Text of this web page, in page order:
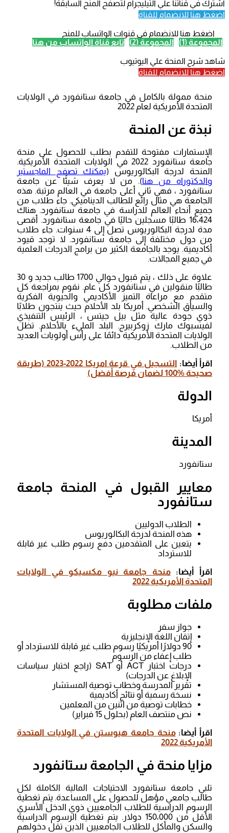
اشترك في قناتنا علي التيليجرام لتصفح المنح السابقة!
اضغط هنا للانضمام للقناة
اضغط هنا للانضمام في قنوات الواتساب للمنح
المجموعة (1)
المجموعة (2) تابع قناة الواتساب من هنا
شاهد شرح المنحة علي اليوتيوب
اضغط هنا للانضمام للقناة
منحة ممولة بالكامل في جامعة ستانفورد في الولايات
المتحدة الأمريكية لعام 2022
نبذة عن المنحة
الإستمارات مفتوحة للتقدم بطلب للحصول على منحة
جامعة ستانفورد 2022 في الولايات المتحدة الأمريكية.
المنحة لدرجة البكالوريوس (يمكنك تصفح الماجستير
والدكتوراه من هنا). من لا يعرف شيئًا عن جامعة
ستانفورد ، فهي ثاني أعلى جامعة في العالم مرتبة. هذه
الجامعة هي مثال رائع للطالب الديناميكي. جاء طلاب من
جميع أنحاء العالم للدراسة في جامعة ستانفورد. هناك
16،424 طالبًا مسجلين حاليًا في جامعة ستانفورد. أقصى
مدة لدرجة البكالوريوس تصل إلى 4 سنوات. جاء طلاب
من دول مختلفة إلى جامعة ستانفورد. لا توجد قيود
أكاديمية. يوجد بالجامعة الكثير من برامج الدرجات العلمية
في جميع المجالات.
علاوة على ذلك ، يتم قبول حوالي 1700 طالب جديد و 30
طالبًا منقولين في ستانفورد كل عام. نقوم بمراجعة كل
متقدم مع مراعاة التميز الأكاديمي والحيوية الفكرية
والسياق الشخصي. أمريكا بلد الأحلام حيث ينتجون طلابًا
ذوي جودة عالية مثل بيل جيتس ، الرئيس التنفيذي
لفيسبوك مارك زوكربيرج. البلد المليء بالأحلام. تظل
الولايات المتحدة الأمريكية دائمًا على رأس أولويات العديد
من الطلاب.
اقرأ أيضا:
التسجيل في قرعة امريكا 2022-2023 (طريقة
صحيحة %100 لضمان فرصة أفضل)
الدولة
أمريكا
المدينة
ستانفورد
معايير القبول في المنحة جامعة
ستانفورد
الطلاب الدوليين
هذه المنحة لدرجة البكالوريوس
يتعين على المتقدمين دفع رسوم طلب غير قابلة
للاسترداد
اقرأ أيضا: منحة جامعة نيو مكسيكو في الولايات
المتحدة الأمريكية 2022
ملفات مطلوبة
جواز سفر
إتقان اللغة الإنجليزية
90 دولارًا أمريكيًا رسوم طلب غير قابلة للاسترداد أو
طلب إعفاء من الرسوم
درجات اختبار ACT أو SAT (راجع اختبار سياسات
الإبلاغ عن الدرجات)
تقرير المدرسة وخطاب توصية المستشار
نسخة رسمية أو نتائج أكاديمية
خطابات توصية من اثنين من المعلمين
نص منتصف العام (بحلول 15 فبراير)
اقرأ أيضا: منحة جامعة هيوستن في الولايات المتحدة
الأمريكية 2022
مزايا منحة في الجامعة ستانفورد
تلبي جامعة ستانفورد الاحتياجات المالية الكاملة لكل
طالب جامعي مؤهل للحصول على المساعدة. يتم تغطية
الرسوم الدراسية للطلاب الجامعيين ذوي الدخل الأسري
الأقل من 150،000 دولار. يتم تغطية الرسوم الدراسية
والسكن والمأكل للطلاب الجامعيين الذين تقل دخولهم